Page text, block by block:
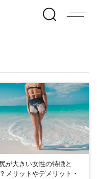
が大きい女性の特徴と
メリットやデメリット・